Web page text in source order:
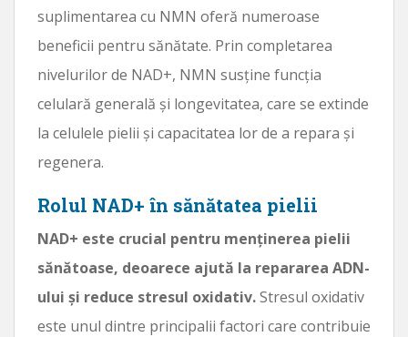
suplimentarea cu NMN oferă numeroase
beneficii pentru sănătate. Prin completarea
nivelurilor de NAD+, NMN susține funcția
celulară generală și longevitatea, care se extinde
la celulele pielii și capacitatea lor de a repara și
regenera.
Rolul NAD+ în sănătatea pielii
NAD+ este crucial pentru menținerea pielii
sănătoase, deoarece ajută la repararea ADN-
ului și reduce stresul oxidativ.Stresul oxidativ
este unul dintre principalii factori care contribuie